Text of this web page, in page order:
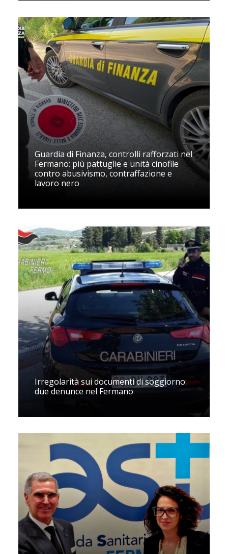
Guardia di Finanza, controlli rafforzati nel
Fermano: più pattuglie e unità cinofile
contro abusivismo, contraffazione e
lavoro nero
Irregolarità sui documenti di soggiorno:
due denunce nel Fermano